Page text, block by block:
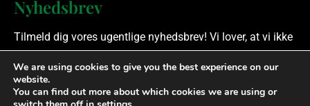
Nyhedsbrev
Tilmeld dig vores ugentlige nyhedsbrev! Vi lover, at vi ikke
spammer.
Ophavsret © 2023 Finansielle Rådgivere. Alle rettigheder
We are using cookies to give you the best experience on our
website.
You can find out more about which cookies we are using or